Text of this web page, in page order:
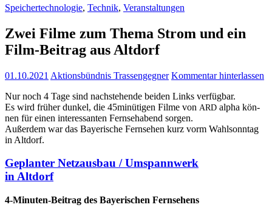
Speichertechnologie, Technik, Veranstaltungen
Zwei Fil­me zum The­ma Strom und ein
Film-Bei­trag aus Altdorf
01.10.2021 Aktionsbündnis Trassengegner Kommentar hinterlassen
Nur noch 4 Tage sind nach­ste­hen­de bei­den Links verfügbar.
Es wird frü­her dun­kel, die 45minütigen Fil­me von ARD alpha kön­
nen für einen inter­es­san­ten Fern­seh­abend sorgen.
Außer­dem war das Baye­ri­sche Fern­se­hen kurz vorm Wahl­sonn­tag
in Altdorf.
Geplan­ter Netz­aus­bau / Umspannwerk
in Altdorf
4‑Mi­nu­ten-Bei­trag des Baye­ri­schen Fernsehens